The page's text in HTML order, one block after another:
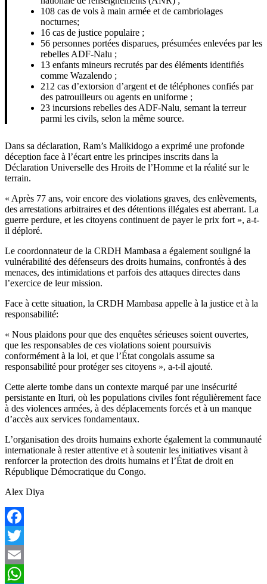
108 cas de vols à main armée et de cambriolages
nocturnes;
16 cas de justice populaire ;
56 personnes portées disparues, présumées enlevées par les
rebelles ADF-Nalu ;
13 enfants mineurs recrutés par des éléments identifiés
comme Wazalendo ;
212 cas d’extorsion d’argent et de téléphones confiés par
des patrouilleurs ou agents en uniforme ;
23 incursions rebelles des ADF-Nalu, semant la terreur
parmi les civils, selon la même source.
Dans sa déclaration, Ram’s Malikidogo a exprimé une profonde
déception face à l’écart entre les principes inscrits dans la
Déclaration Universelle des Hroits de l’Homme et la réalité sur le
terrain.
« Après 77 ans, voir encore des violations graves, des enlèvements,
des arrestations arbitraires et des détentions illégales est aberrant. La
guerre perdure, et les citoyens continuent de payer le prix fort », a-t-
il déploré.
Le coordonnateur de la CRDH Mambasa a également souligné la
vulnérabilité des défenseurs des droits humains, confrontés à des
menaces, des intimidations et parfois des attaques directes dans
l’exercice de leur mission.
Face à cette situation, la CRDH Mambasa appelle à la justice et à la
responsabilité:
« Nous plaidons pour que des enquêtes sérieuses soient ouvertes,
que les responsables de ces violations soient poursuivis
conformément à la loi, et que l’État congolais assume sa
responsabilité pour protéger ses citoyens », a-t-il ajouté.
Cette alerte tombe dans un contexte marqué par une insécurité
persistante en Ituri, où les populations civiles font régulièrement face
à des violences armées, à des déplacements forcés et à un manque
d’accès aux services fondamentaux.
L’organisation des droits humains exhorte également la communauté
internationale à rester attentive et à soutenir les initiatives visant à
renforcer la protection des droits humains et l’État de droit en
République Démocratique du Congo.
Alex Diya
Facebook
Twitter
Email